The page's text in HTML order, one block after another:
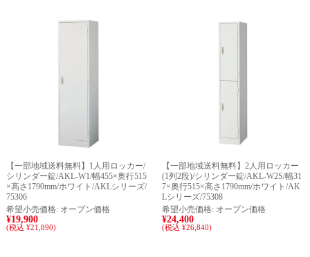
【一部地域送料無料】1人用ロッカー/
シリンダー錠/AKL-W1/幅455×奥行515
×高さ1790mm/ホワイト/AKLシリーズ/
75306
希望小売価格: オープン価格
¥19,900
(税込 ¥21,890)
【一部地域送料無料】2人用ロッカー
(1列2段)/シリンダー錠/AKL-W2S/幅31
7×奥行515×高さ1790mm/ホワイト/AK
Lシリーズ/75308
希望小売価格: オープン価格
¥24,400
(税込 ¥26,840)